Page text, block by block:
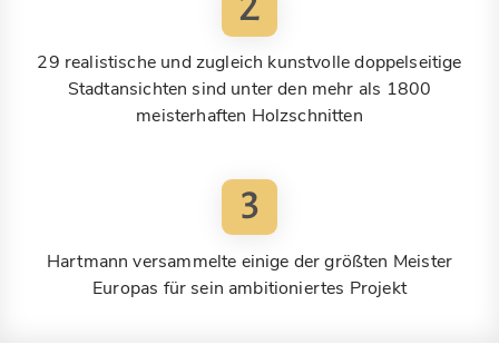
29 realistische und zugleich kunstvolle doppelseitige
Stadtansichten sind unter den mehr als 1800
meisterhaften Holzschnitten
3
Hartmann versammelte einige der größten Meister
Europas für sein ambitioniertes Projekt